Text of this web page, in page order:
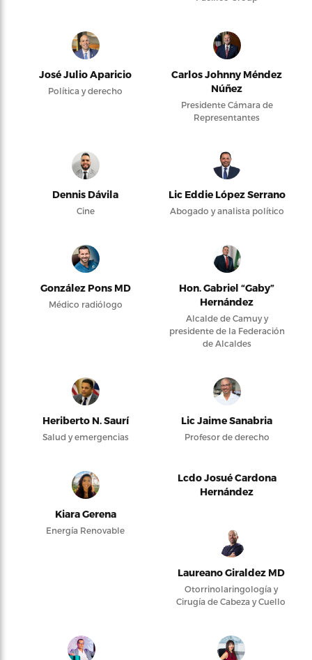
José Julio Aparicio
Política y derecho
Carlos Johnny Méndez
Núñez
Presidente Cámara de
Representantes
Dennis Dávila
Cine
Lic Eddie López Serrano
Abogado y analista político
González Pons MD
Médico radiólogo
Hon. Gabriel “Gaby”
Hernández
Alcalde de Camuy y
presidente de la Federación
de Alcaldes
Heriberto N. Saurí
Salud y emergencias
Lic Jaime Sanabria
Profesor de derecho
Kiara Gerena
Energía Renovable
Lcdo Josué Cardona
Hernández
Laureano Giraldez MD
Otorrinolaringología y
Cirugía de Cabeza y Cuello